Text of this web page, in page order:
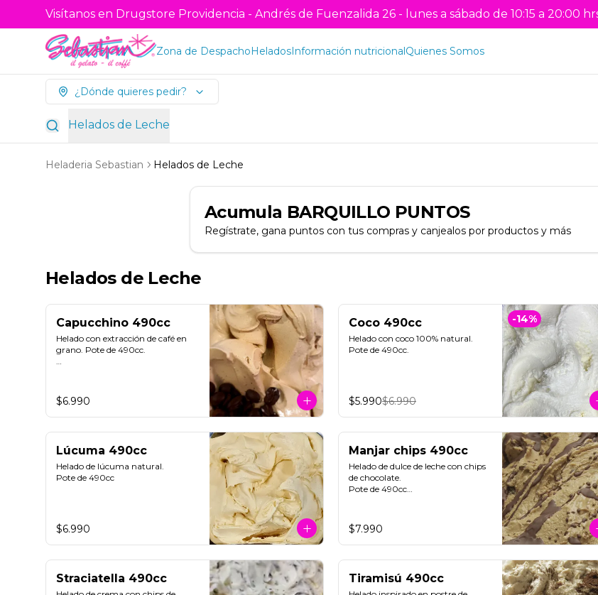
Visítanos en Drugstore Providencia - Andrés de Fuenzalida 26 - lunes a sábado de 10:15 a 20:00
Zona de DespachoHeladosInformación nutricionalQuienes Somos
¿Dónde quieres pedir?
Helados de Leche
Heladeria Sebastian Helados de Leche
Acumula BARQUILLO PUNTOS
Regístrate, gana puntos con tus compras y canjealos por productos y más
Helados de Leche
Capucchino 490cc
Helado con extracción de café en
grano. Pote de 490cc.
$6.990
-14%
Coco 490cc
Helado con coco 100% natural.
Pote de 490cc.
$5.990$6.990
Lúcuma 490cc
Helado de lúcuma natural.
Pote de 490cc
$6.990
Manjar chips 490cc
Helado de dulce de leche con chips
de chocolate.
Pote de 490cc
$7.990
Straciatella 490cc Tiramisú 490cc